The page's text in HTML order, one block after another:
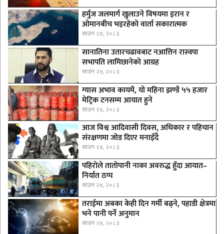
हर्मुज जलमार्ग खुलाउने विषयमा इरान र
ओमानबीच भइरहेको वार्ता सकारात्मक
साउन २४, २०८३
सानातिना उतारचढावबाट नआत्तिन रास्वपा
सभापति लामिछानेको आग्रह
साउन २४, २०८३
ग्यास अभाव कायमै, यो महिना झण्डै ५५ हजार
मेट्रिक टनसम्म आयात हुने
साउन २४, २०८३
आज विश्व आदिवासी दिवस, अधिकार र पहिचान
संरक्षणमा जोड दिएर मनाइँदै
साउन २४, २०८३
पहिरोले तातोपानी नाका अवरुद्ध हुँदा आयात–
निर्यात ठप्प
साउन २४, २०८३
तराईमा अबका केही दिन गर्मी बढ्ने, पहाडी क्षेत्रमा
भने पानी पर्ने अनुमान
साउन २४, २०८३